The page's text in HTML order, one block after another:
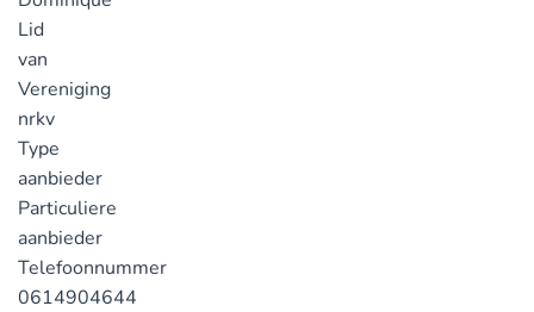
Lid
van
Vereniging
nrkv
Type
aanbieder
Particuliere
aanbieder
Telefoonnummer
0614904644